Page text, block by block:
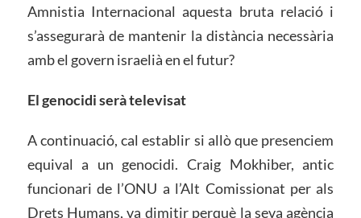
Amnistia Internacional aquesta bruta relació i
s’assegurarà de mantenir la distància necessària
amb el govern israelià en el futur?
El genocidi serà televisat
A continuació, cal establir si allò que presenciem
equival a un genocidi. Craig Mokhiber, antic
funcionari de l’ONU a l’Alt Comissionat per als
Drets Humans, va dimitir perquè la seva agència